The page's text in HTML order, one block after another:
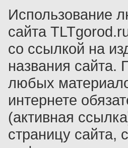
Использование
сайта
со ссылкой на
названия сайта.
любых
интернете
(активная
страницу сайта,